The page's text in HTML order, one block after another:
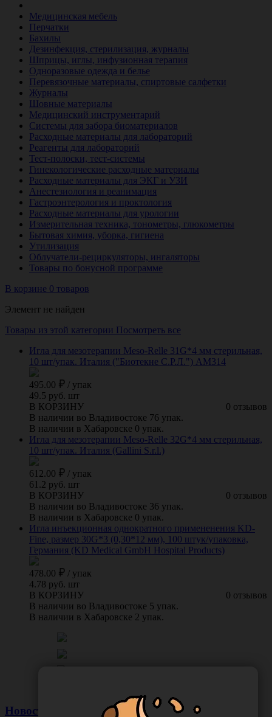
Медицинская мебель
Перчатки
Бахилы
Дезинфекция, стерилизация, журналы
Шприцы, иглы, инфузионная терапия
Одноразовые одежда и белье
Перевязочные материалы, спиртовые салфетки
Журналы
Шовные материалы
Медицинский инструментарий
Системы для забора биоматериалов
Расходные материалы для лабораторий
Реагенты для лабораторий
Тест-полоски, тест-системы
Гинекологические расходные материалы
Расходные материалы для ЭКГ и УЗИ
Анестезиология и реанимация
Гастроэнтерология и проктология
Расходные материалы для урологии
Измерительная техника, тонометры, глюкометры
Бытовая химия, уборка, гигиена
Утилизация
Облучатели-рециркуляторы, ингаляторы
Товары по бонусной программе
В корзине 0 товаров
Элемент не найден
Товары из этой категории Посмотреть все
Игла для мезотерапии Meso-Relle 31G*4 мм стерильная,
10 шт/упак. Италия ("Биотекне С.Р.Л.") АМ314
495.00 / упак
49.5 руб. шт
0 отзывов
В КОРЗИНУ
В наличии во Владивостоке 76 упак.
В наличии в Хабаровске 0 упак.
Игла для мезотерапии Meso-Relle 32G*4 мм стерильная,
10 шт/упак. Италия (Gallini S.r.l.)
612.00 / упак
61.2 руб. шт
0 отзывов
В КОРЗИНУ
В наличии во Владивостоке 36 упак.
В наличии в Хабаровске 0 упак.
Игла инъекционная однократного примененения KD-
Fine, размер 30G*3 (0,30*12 мм), 100 штук/упаковка,
Германия (KD Medical GmbH Hospital Products)
478.00 / упак
4.78 руб. шт
0 отзывов
В КОРЗИНУ
В наличии во Владивостоке 5 упак.
В наличии в Хабаровске 2 упак.
Новости